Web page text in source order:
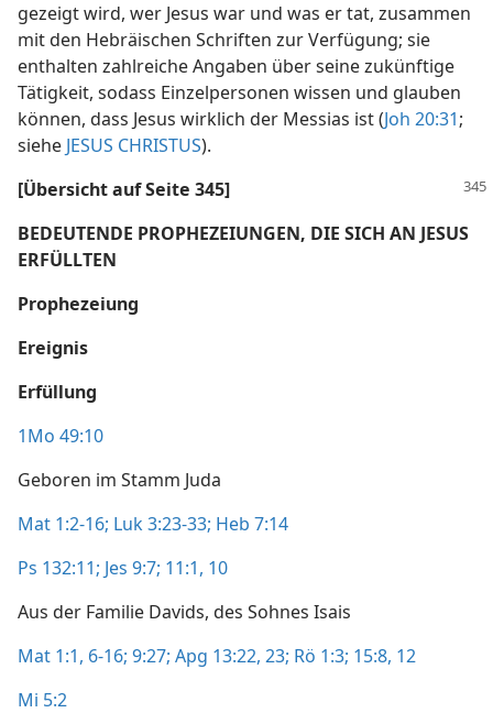
gezeigt wird, wer Jesus war und was er tat, zusammen
mit den Hebräischen Schriften zur Verfügung; sie
enthalten zahlreiche Angaben über seine zukünftige
Tätigkeit, sodass Einzelpersonen wissen und glauben
können, dass Jesus wirklich der Messias ist (Joh 20:31;
siehe JESUS CHRISTUS).
[Übersicht auf Seite 345]
BEDEUTENDE PROPHEZEIUNGEN, DIE SICH AN JESUS
ERFÜLLTEN
Prophezeiung
Ereignis
Erfüllung
1Mo 49:10
Geboren im Stamm Juda
Mat 1:2-16; Luk 3:23-33; Heb 7:14
Ps 132:11; Jes 9:7; 11:1, 10
Aus der Familie Davids, des Sohnes Isais
Mat 1:1, 6-16; 9:27; Apg 13:22, 23; Rö 1:3; 15:8, 12
Mi 5:2